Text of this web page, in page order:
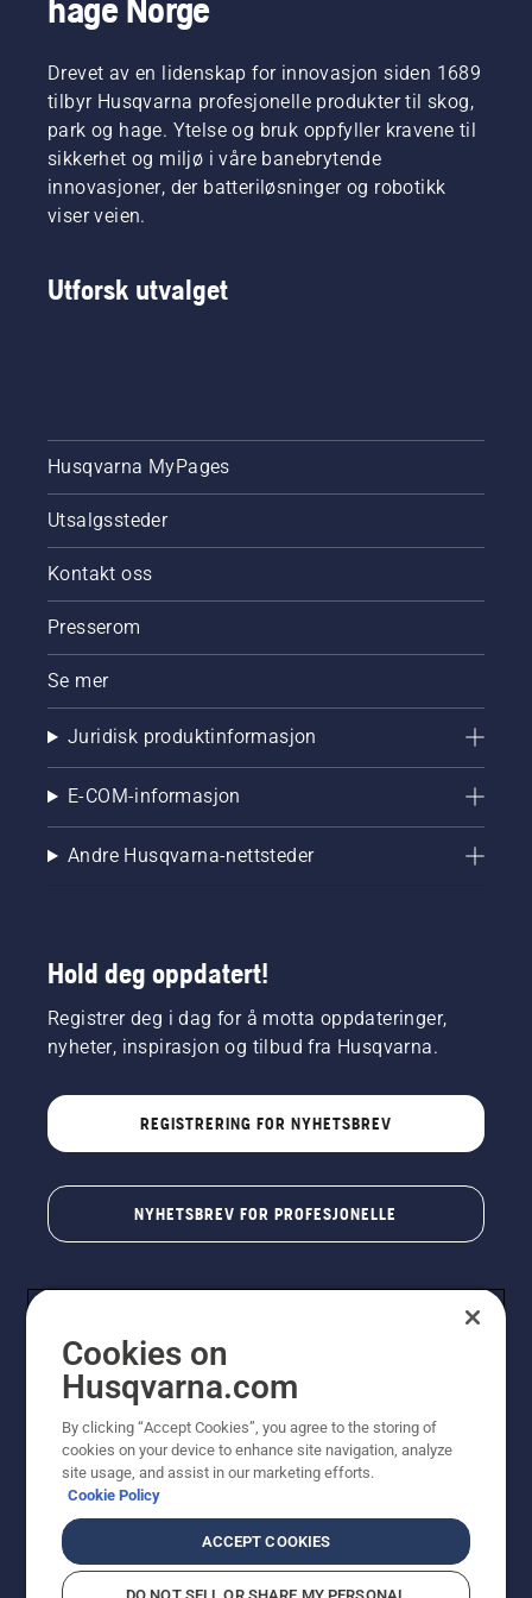
av byer i
60 land
over hele
verden.
hage Norge
Drevet av en lidenskap for innovasjon siden 1689
tilbyr Husqvarna profesjonelle produkter til skog,
park og hage. Ytelse og bruk oppfyller kravene til
sikkerhet og miljø i våre banebrytende
innovasjoner, der batteriløsninger og robotikk
viser veien.
Utforsk utvalget
Husqvarna MyPages
Utsalgssteder
Kontakt oss
Presserom
Se mer
Juridisk produktinformasjon
E-COM-informasjon
Andre Husqvarna-nettsteder
Hold deg oppdatert!
Registrer deg i dag for å motta oppdateringer,
nyheter, inspirasjon og tilbud fra Husqvarna.
REGISTRERING FOR NYHETSBREV
NYHETSBREV FOR PROFESJONELLE
© Husqvarna AB (utgiver). Med enerett. Angitte priser
er veiledende priser. Alle oppgitte priser er veiledende
tilgjengelig for direkte kjøp.
Cookies on
Husqvarna.com
By clicking “Accept Cookies”, you agree to the storing of
cookies on your device to enhance site navigation, analyze
site usage, and assist in our marketing efforts.
Cookie Policy
ACCEPT COOKIES